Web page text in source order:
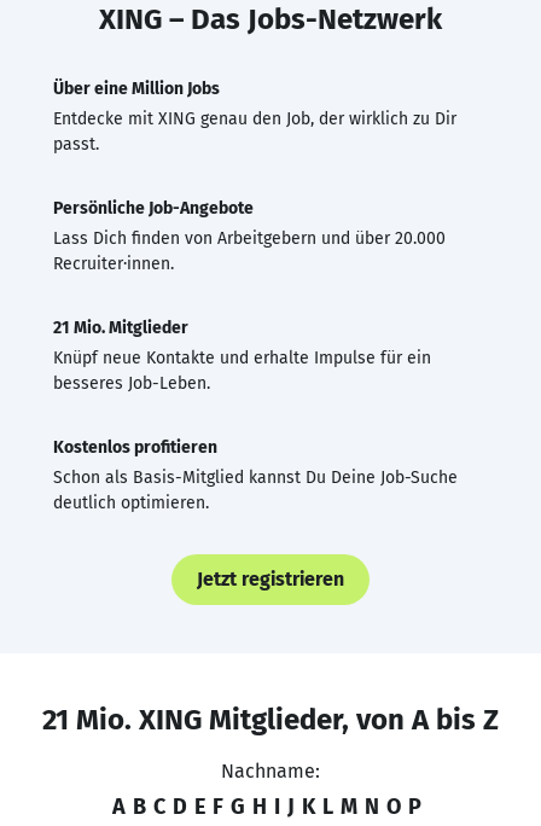
XING – Das Jobs-Netzwerk
Über eine Million Jobs
Entdecke mit XING genau den Job, der wirklich zu Dir
passt.
Persönliche Job-Angebote
Lass Dich finden von Arbeitgebern und über 20.000
Recruiter·innen.
21 Mio. Mitglieder
Knüpf neue Kontakte und erhalte Impulse für ein
besseres Job-Leben.
Kostenlos profitieren
Schon als Basis-Mitglied kannst Du Deine Job-Suche
deutlich optimieren.
Jetzt registrieren
21 Mio. XING Mitglieder, von A bis Z
Nachname:
A B C D E F G H I J K L M N O P